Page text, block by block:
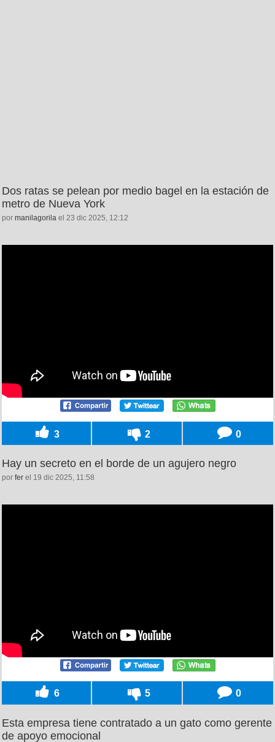
Dos ratas se pelean por medio bagel en la estación de
metro de Nueva York
por manilagorila el 23 dic 2025, 12:12
3 2 0
Hay un secreto en el borde de un agujero negro
por fer el 19 dic 2025, 11:58
6 5 0
Esta empresa tiene contratado a un gato como gerente
de apoyo emocional